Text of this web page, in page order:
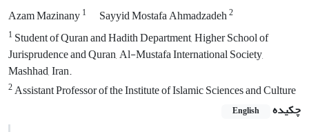
Azam Mazinany1 Sayyid Mostafa Ahmadzadeh2
1 Student of Quran and Hadith Department, Higher School of
Jurisprudence and Quran, Al-Mustafa International Society,
Mashhad, Iran.
2Assistant Professor of the Institute of Islamic Sciences and Culture
چکیده
English